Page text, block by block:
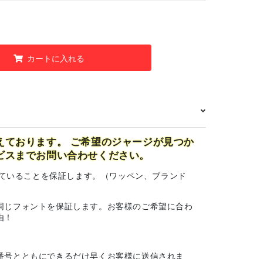
カートに入れる
おります。 ご希望のジャージが見つか
までお問い合わせください。
いることを保証します。（ワッペン、ブランド
フォントを保証します。お客様のご希望に合わ
とともにできるだけ早くお客様に送信されま